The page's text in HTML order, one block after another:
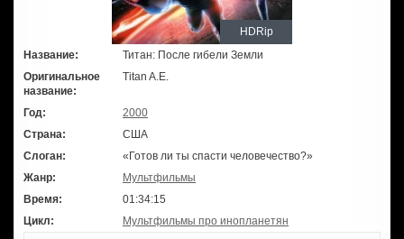
HDRip
Название:
Титан: После гибели Земли
Оригинальное
название:
Titan A.E.
Год:
2000
Страна:
США
Слоган:
«Готов ли ты спасти человечество?»
Жанр:
Мультфильмы
Время:
01:34:15
Цикл:
Мультфильмы про инопланетян